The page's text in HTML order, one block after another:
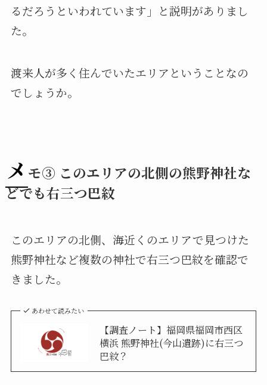
るだろうといわれています」と説明がありまし
た。
渡来人が多く住んでいたエリアということなの
でしょうか。
メ モ③ このエリアの北側の熊野神社な
どでも右三つ巴紋
このエリアの北側、海近くのエリアで見つけた
熊野神社など複数の神社で右三つ巴紋を確認で
きました。
あわせて読みたい
【調査ノート】福岡県福岡市西区
横浜 熊野神社(今山遺跡)に右三つ
巴紋？